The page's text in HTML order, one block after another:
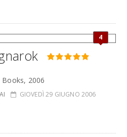
4
2006
GIOVEDÌ 29 GIUGNO 2006